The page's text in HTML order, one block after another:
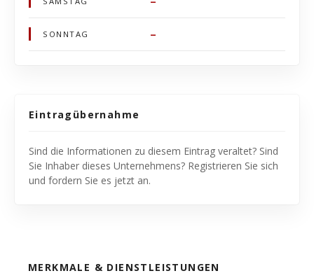
SONNTAG –
Eintragübernahme
Sind die Informationen zu diesem Eintrag veraltet? Sind
Sie Inhaber dieses Unternehmens? Registrieren Sie sich
und fordern Sie es jetzt an.
MERKMALE & DIENSTLEISTUNGEN